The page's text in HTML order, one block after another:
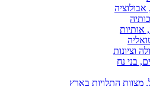
אותיות
וציונות
בני נח
מצוות התלויות בארץ